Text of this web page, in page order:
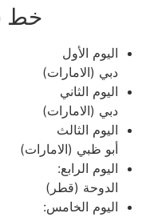
خط
اليوم الأول
دبي (الامارات)
اليوم الثاني
دبي (الامارات)
اليوم الثالث
أبو ظبي (الامارات)
اليوم الرابع:
الدوحة (قطر)
اليوم الخامس: